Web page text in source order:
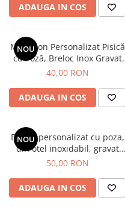
Coliere
Brelocuri Personalizate
Semn de carte
Card metalic
Cadouri Copii
Cadouri 1-8 Martie
Cadouri Paste
Halloween
Portfard Personalizat
ADAUGA IN COS
NOU
Medalion Personalizat Pisică
cu Poză, Breloc Inox Gravat
Foto, Medalion Animal de
Pisici
40,00 RON
ADAUGA IN COS
NOU
Breloc personalizat cu poza,
din otel inoxidabil, gravat
laser
50,00 RON
ADAUGA IN COS